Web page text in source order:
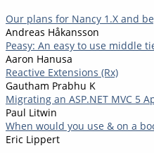
Our plans for Nancy 1.X and
Andreas Håkansson
Peasy: An easy to use middle
Aaron Hanusa
Reactive Extensions (Rx)
Gautham Prabhu K
Migrating an ASP.NET MVC 5
Paul Litwin
When would you use & on a
Eric Lippert